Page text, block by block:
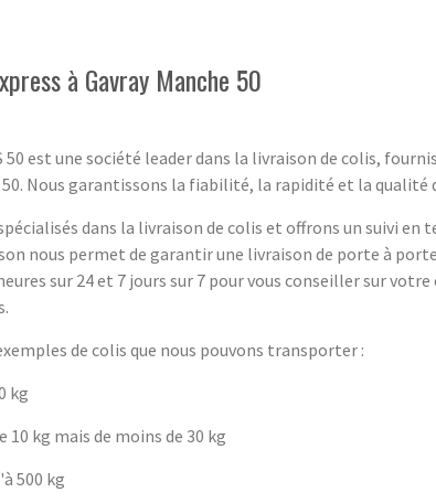
à Gavray Manche 50
50 est une société leader dans la livraison de colis,
50. Nous garantissons la fiabilité, la rapidité et la qualité
dans la livraison de colis et offrons un suivi en
nous permet de garantir une livraison de porte à
sur 24 et 7 jours sur 7 pour vous conseiller sur
de colis que nous pouvons transporter :
kg
10 kg mais de moins de 30 kg
500 kg